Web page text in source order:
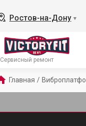
Ростов-на-Дону ▼
Сервисный ремонт
Главная /